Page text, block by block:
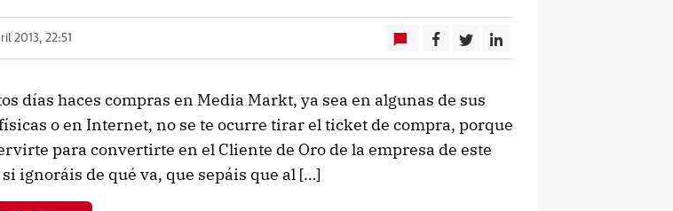
2013, 22:51
días haces compras en Media Markt, ya sea en algunas de sus
o en Internet, no se te ocurre tirar el ticket de compra, porque
para convertirte en el Cliente de Oro de la empresa de este
si ignoráis de qué va, que sepáis que al […]